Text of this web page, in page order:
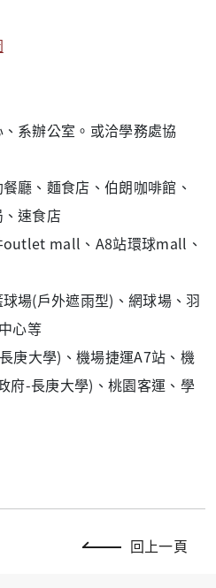
系辦公室。或洽學務處協
廳、麵食店、伯朗咖啡館、
速食店
outlet mall、A8站環球mall、
場(戶外遮雨型)、網球場、羽
心等
庚大學)、機場捷運A7站、機
府-長庚大學)、桃園客運、學
回上一頁